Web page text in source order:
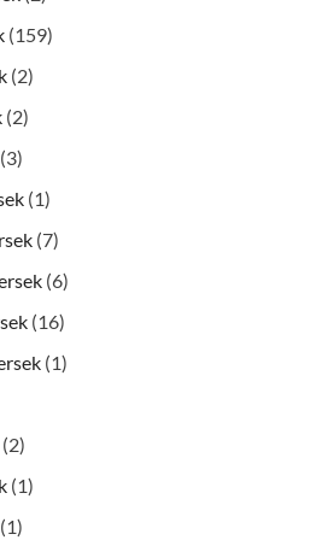
(159)
(2)
(2)
(3)
(1)
(7)
(6)
(16)
(1)
(2)
(1)
(1)